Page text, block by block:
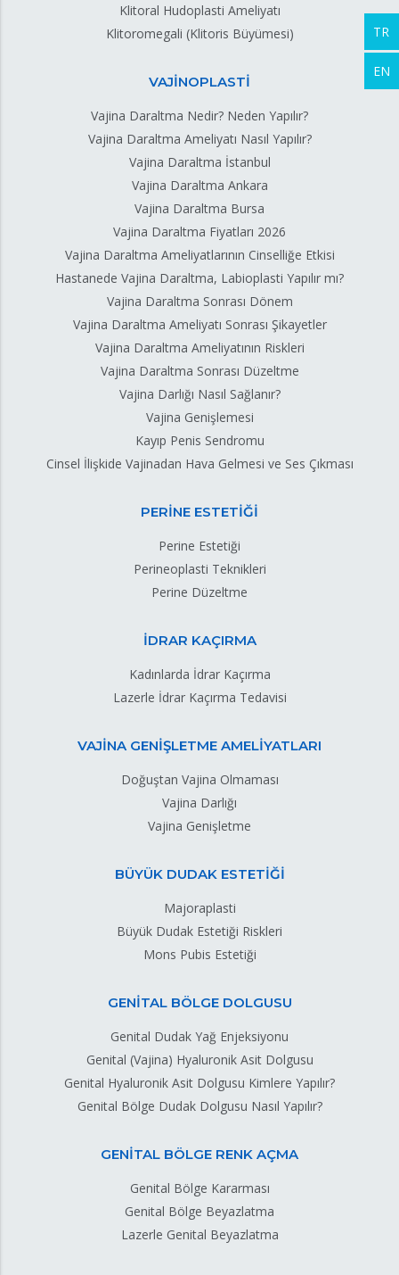
Klitoral Hudoplasti Ameliyatı
Klitoromegali (Klitoris Büyümesi)
VAJİNOPLASTİ
Vajina Daraltma Nedir? Neden Yapılır?
Vajina Daraltma Ameliyatı Nasıl Yapılır?
Vajina Daraltma İstanbul
Vajina Daraltma Ankara
Vajina Daraltma Bursa
Vajina Daraltma Fiyatları 2026
Vajina Daraltma Ameliyatlarının Cinselliğe Etkisi
Hastanede Vajina Daraltma, Labioplasti Yapılır mı?
Vajina Daraltma Sonrası Dönem
Vajina Daraltma Ameliyatı Sonrası Şikayetler
Vajina Daraltma Ameliyatının Riskleri
Vajina Daraltma Sonrası Düzeltme
Vajina Darlığı Nasıl Sağlanır?
Vajina Genişlemesi
Kayıp Penis Sendromu
Cinsel İlişkide Vajinadan Hava Gelmesi ve Ses Çıkması
PERİNE ESTETİĞİ
Perine Estetiği
Perineoplasti Teknikleri
Perine Düzeltme
İDRAR KAÇIRMA
Kadınlarda İdrar Kaçırma
Lazerle İdrar Kaçırma Tedavisi
VAJİNA GENİŞLETME AMELİYATLARI
Doğuştan Vajina Olmaması
Vajina Darlığı
Vajina Genişletme
BÜYÜK DUDAK ESTETİĞİ
Majoraplasti
Büyük Dudak Estetiği Riskleri
Mons Pubis Estetiği
GENİTAL BÖLGE DOLGUSU
Genital Dudak Yağ Enjeksiyonu
Genital (Vajina) Hyaluronik Asit Dolgusu
Genital Hyaluronik Asit Dolgusu Kimlere Yapılır?
Genital Bölge Dudak Dolgusu Nasıl Yapılır?
GENİTAL BÖLGE RENK AÇMA
Genital Bölge Kararması
Genital Bölge Beyazlatma
Lazerle Genital Beyazlatma
TR
EN